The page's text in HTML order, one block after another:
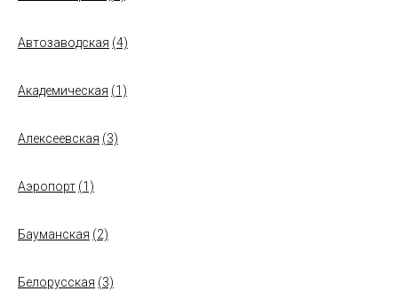
Автозаводская (4)
Академическая (1)
Алексеевская (3)
Аэропорт (1)
Бауманская (2)
Белорусская (3)